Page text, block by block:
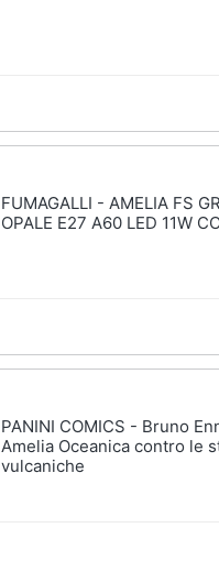
FUMAGALLI - AMELIA FS
OPALE E27 A60 LED 11W
PANINI COMICS - Bruno
Amelia Oceanica contro le
vulcaniche